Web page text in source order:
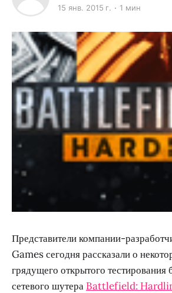
15 янв. 2015 г. 1 мин
Представители компании-
Games сегодня рассказали о
грядущего открытого тестирования
сетевого шутера Battlefield: